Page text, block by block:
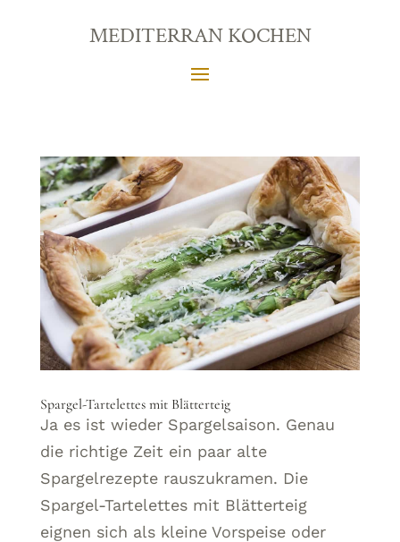
MEDITERRAN KOCHEN
Spargel-Tartelettes mit Blätterteig
Ja es ist wieder Spargelsaison. Genau
die richtige Zeit ein paar alte
Spargelrezepte rauszukramen. Die
Spargel-Tartelettes mit Blätterteig
eignen sich als kleine Vorspeise oder